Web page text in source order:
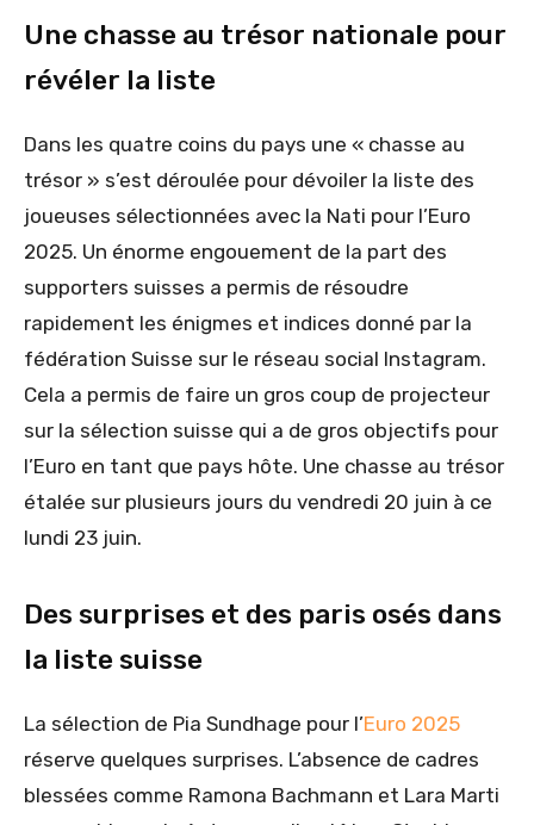
Une chasse au trésor nationale pour
révéler la liste
Dans les quatre coins du pays une « chasse au
trésor » s’est déroulée pour dévoiler la liste des
joueuses sélectionnées avec la Nati pour l’Euro
2025. Un énorme engouement de la part des
supporters suisses a permis de résoudre
rapidement les énigmes et indices donné par la
fédération Suisse sur le réseau social Instagram.
Cela a permis de faire un gros coup de projecteur
sur la sélection suisse qui a de gros objectifs pour
l’Euro en tant que pays hôte. Une chasse au trésor
étalée sur plusieurs jours du vendredi 20 juin à ce
lundi 23 juin.
Des surprises et des paris osés dans
la liste suisse
La sélection de Pia Sundhage pour l’Euro 2025
réserve quelques surprises. L’absence de cadres
blessées comme Ramona Bachmann et Lara Marti